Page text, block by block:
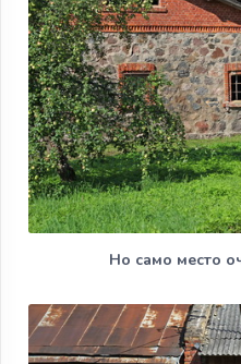
Но само место